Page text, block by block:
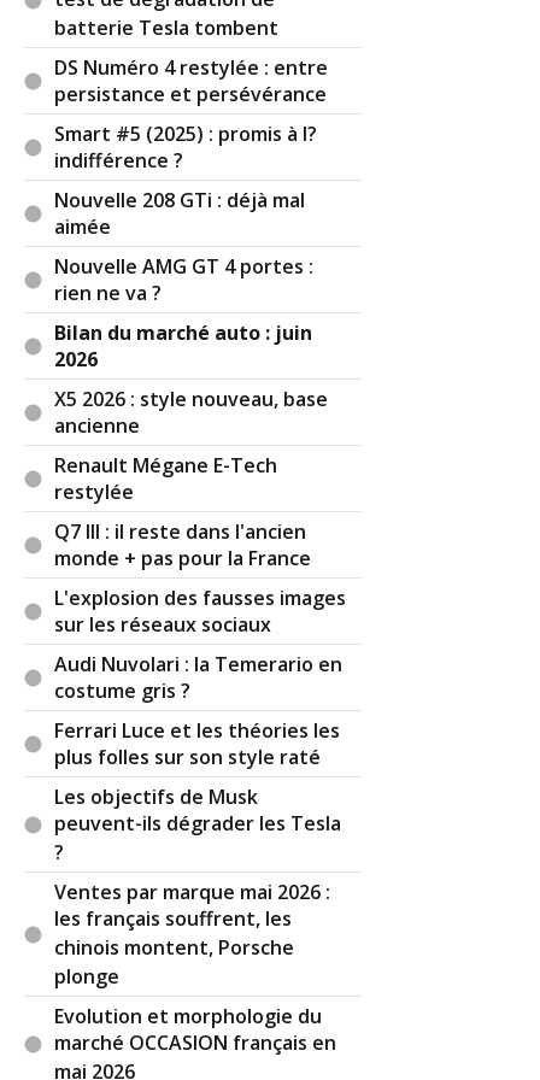
(Votre post sera visible sous le commentaire)
ParBug haty TOP CONTRIBUTEUR
2026-07-08 21:52:40)
@phab
Remarque si ta voiture arrive à diagnostiquer ton
état médical peut-être que c’est pas mal non plus
elle peut te diriger immédiatement vers les
urgences ou vers un Hôpital il faut pas tout voir
en noir.
Réagir à ce commentaire
(Votre post sera visible sous le commentaire)
Parhosuyaka TOP CONTRIBUTEUR
2026-07-01 23:38:29)
Pour les vieilles voitures , peut être aussi , la
possibilité de les réparer plus facilement car
moins d électronique et de systèmes
antipollutions sujets à des pannes récurrentes .
Je regarde de temps en temps , ce qui se propose
comme véhicule neuf .... Cela ne donne pas envie ,
donc je continue avec celui que j ai actuellement et
dont j en suis satisfait .
Il y a7réaction(s) sur ce commentaire :
batterie Tesla tombent
DS Numéro 4 restylée : entre
persistance et persévérance
Smart #5 (2025) : promis à l?
indifférence ?
Nouvelle 208 GTi : déjà mal
aimée
Nouvelle AMG GT 4 portes :
rien ne va ?
Bilan du marché auto : juin
2026
X5 2026 : style nouveau, base
ancienne
Renault Mégane E-Tech
restylée
Q7 III : il reste dans l'ancien
monde + pas pour la France
L'explosion des fausses images
sur les réseaux sociaux
Audi Nuvolari : la Temerario en
costume gris ?
Ferrari Luce et les théories les
plus folles sur son style raté
Les objectifs de Musk
peuvent-ils dégrader les Tesla
?
Ventes par marque mai 2026 :
les français souffrent, les
chinois montent, Porsche
plonge
Evolution et morphologie du
marché OCCASION français en
mai 2026